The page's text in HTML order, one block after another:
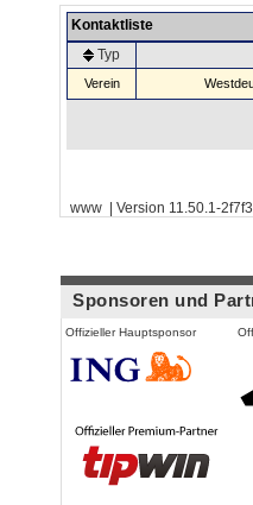
Kontaktliste
Typ
Verein
www | Version 11.50.1-
Sponsoren und
Offizieller Hauptsponsor